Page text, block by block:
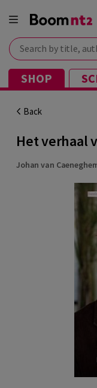
Search by title, author,
SHOP
Back
Het verhaal
Johan van